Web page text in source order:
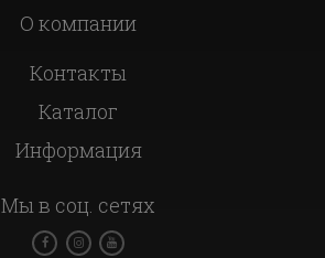
О компании
Контакты
Каталог
Информация
Мы в соц. сетях